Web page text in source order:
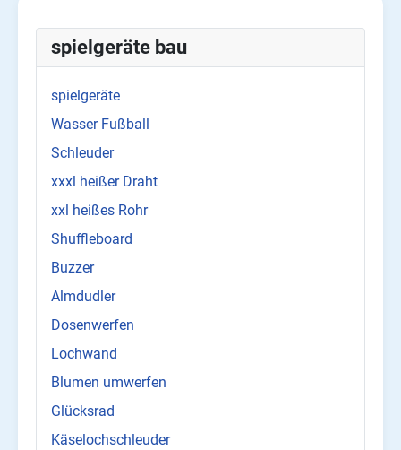
spielgeräte bau
spielgeräte
Wasser Fußball
Schleuder
xxxl heißer Draht
xxl heißes Rohr
Shuffleboard
Buzzer
Almdudler
Dosenwerfen
Lochwand
Blumen umwerfen
Glücksrad
Käselochschleuder